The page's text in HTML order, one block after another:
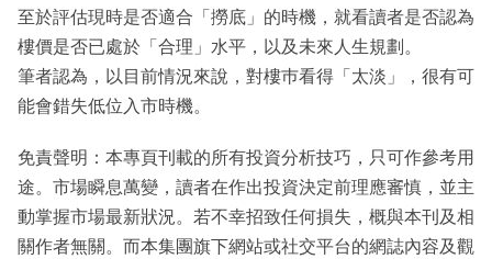
至於評估現時是否適合「撈底」的時機，就看讀者是否認為
樓價是否已處於「合理」水平，以及未來人生規劃。
筆者認為，以目前情況來說，對樓巿看得「太淡」，很有可
能會錯失低位入市時機。
免責聲明：本專頁刊載的所有投資分析技巧，只可作參考用
途。市場瞬息萬變，讀者在作出投資決定前理應審慎，並主
動掌握市場最新狀況。若不幸招致任何損失，概與本刊及相
關作者無關。而本集團旗下網站或社交平台的網誌內容及觀